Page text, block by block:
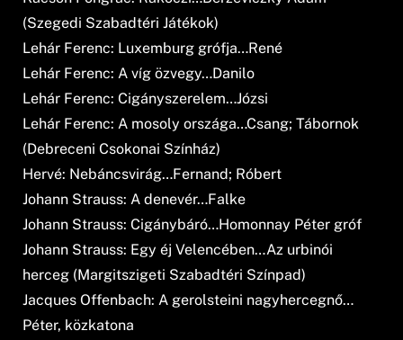
(Szegedi Szabadtéri Játékok)
Lehár Ferenc: Luxemburg grófja…René
Lehár Ferenc: A víg özvegy…Danilo
Lehár Ferenc: Cigányszerelem…Józsi
Lehár Ferenc: A mosoly országa…Csang; Tábornok
(Debreceni Csokonai Színház)
Hervé: Nebáncsvirág…Fernand; Róbert
Johann Strauss: A denevér…Falke
Johann Strauss: Cigánybáró…Homonnay Péter gróf
Johann Strauss: Egy éj Velencében…Az urbinói
herceg (Margitszigeti Szabadtéri Színpad)
Jacques Offenbach: A gerolsteini nagyhercegnő…
Péter, közkatona